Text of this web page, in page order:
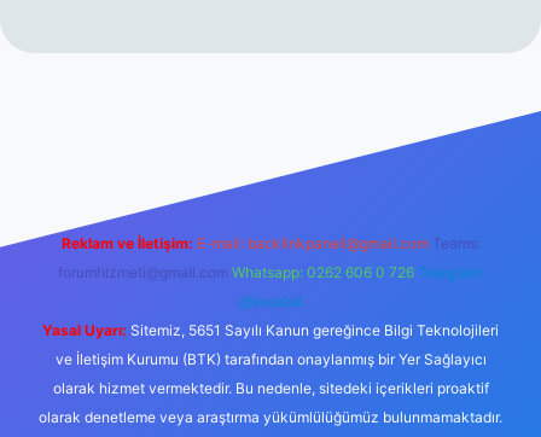
Reklam ve İletişim: E-mail: backlinkpaneli@gmail.com Teams:
forumhizmeti@gmail.com Whatsapp: 0262 606 0 726 Telegram:
@karabul
Yasal Uyarı: Sitemiz, 5651 Sayılı Kanun gereğince Bilgi Teknolojileri
ve İletişim Kurumu (BTK) tarafından onaylanmış bir Yer Sağlayıcı
olarak hizmet vermektedir. Bu nedenle, sitedeki içerikleri proaktif
olarak denetleme veya araştırma yükümlülüğümüz bulunmamaktadır.